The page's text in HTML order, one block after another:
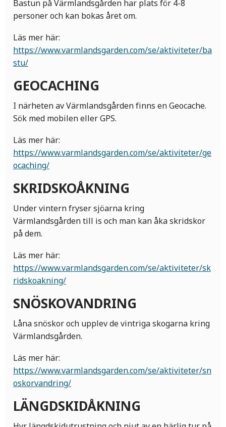
Bastun på Värmlandsgården har plats för 4-8
personer och kan bokas året om.
Läs mer här:
https://www.varmlandsgarden.com/se/aktiviteter/ba
stu/
GEOCACHING
I närheten av Värmlandsgården finns en Geocache.
Sök med mobilen eller GPS.
Läs mer här:
https://www.varmlandsgarden.com/se/aktiviteter/ge
ocaching/
SKRIDSKOÅKNING
Under vintern fryser sjöarna kring
Värmlandsgården till is och man kan åka skridskor
på dem.
Läs mer här:
https://www.varmlandsgarden.com/se/aktiviteter/sk
ridskoakning/
SNÖSKOVANDRING
Låna snöskor och upplev de vintriga skogarna kring
Värmlandsgården.
Läs mer här:
https://www.varmlandsgarden.com/se/aktiviteter/sn
oskorvandring/
LÄNGDSKIDÅKNING